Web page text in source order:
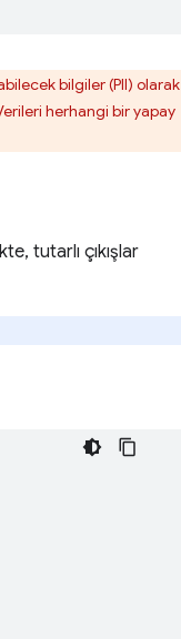
bilgiler (PII) olarak
herhangi bir yapay
tutarlı çıkışlar